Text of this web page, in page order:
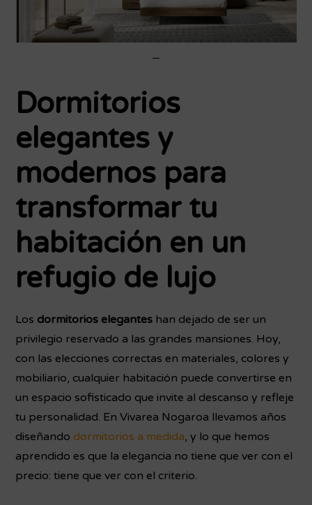
Dormitorios
elegantes y
modernos para
transformar tu
habitación en un
refugio de lujo
Los dormitorios elegantes han dejado de ser un
privilegio reservado a las grandes mansiones. Hoy,
con las elecciones correctas en materiales, colores y
mobiliario, cualquier habitación puede convertirse en
un espacio sofisticado que invite al descanso y refleje
tu personalidad. En Vivarea Nogaroa llevamos años
diseñando dormitorios a medida, y lo que hemos
aprendido es que la elegancia no tiene que ver con el
precio: tiene que ver con el criterio.